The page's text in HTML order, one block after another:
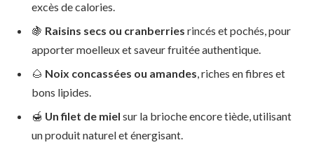
excès de calories.
🍇 Raisins secs ou cranberries rincés et pochés, pour
apporter moelleux et saveur fruitée authentique.
🌰 Noix concassées ou amandes, riches en fibres et
bons lipides.
🍯 Un filet de miel sur la brioche encore tiède, utilisant
un produit naturel et énergisant.